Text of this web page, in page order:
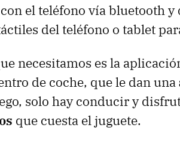
el teléfono vía bluetooth y
del teléfono o tablet
necesitamos es la
de coche, que le dan una
solo hay conducir y
que cuesta el juguete.